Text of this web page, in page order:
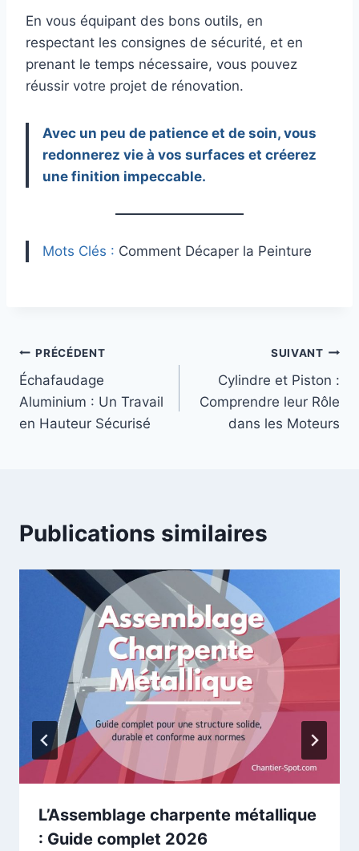
En vous équipant des bons outils, en
respectant les consignes de sécurité, et en
prenant le temps nécessaire, vous pouvez
réussir votre projet de rénovation.
Avec un peu de patience et de soin, vous
redonnerez vie à vos surfaces et créerez
une finition impeccable.
Mots Clés : Comment Décaper la Peinture
Navigation
de
l’article
PRÉCÉDENT
Échafaudage
Aluminium : Un Travail
en Hauteur Sécurisé
SUIVANT
Cylindre et Piston :
Comprendre leur Rôle
dans les Moteurs
Publications similaires
L’Assemblage charpente métallique
: Guide complet 2026